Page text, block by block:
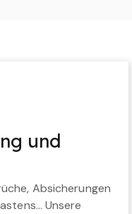
und
Absicherungen
Unsere